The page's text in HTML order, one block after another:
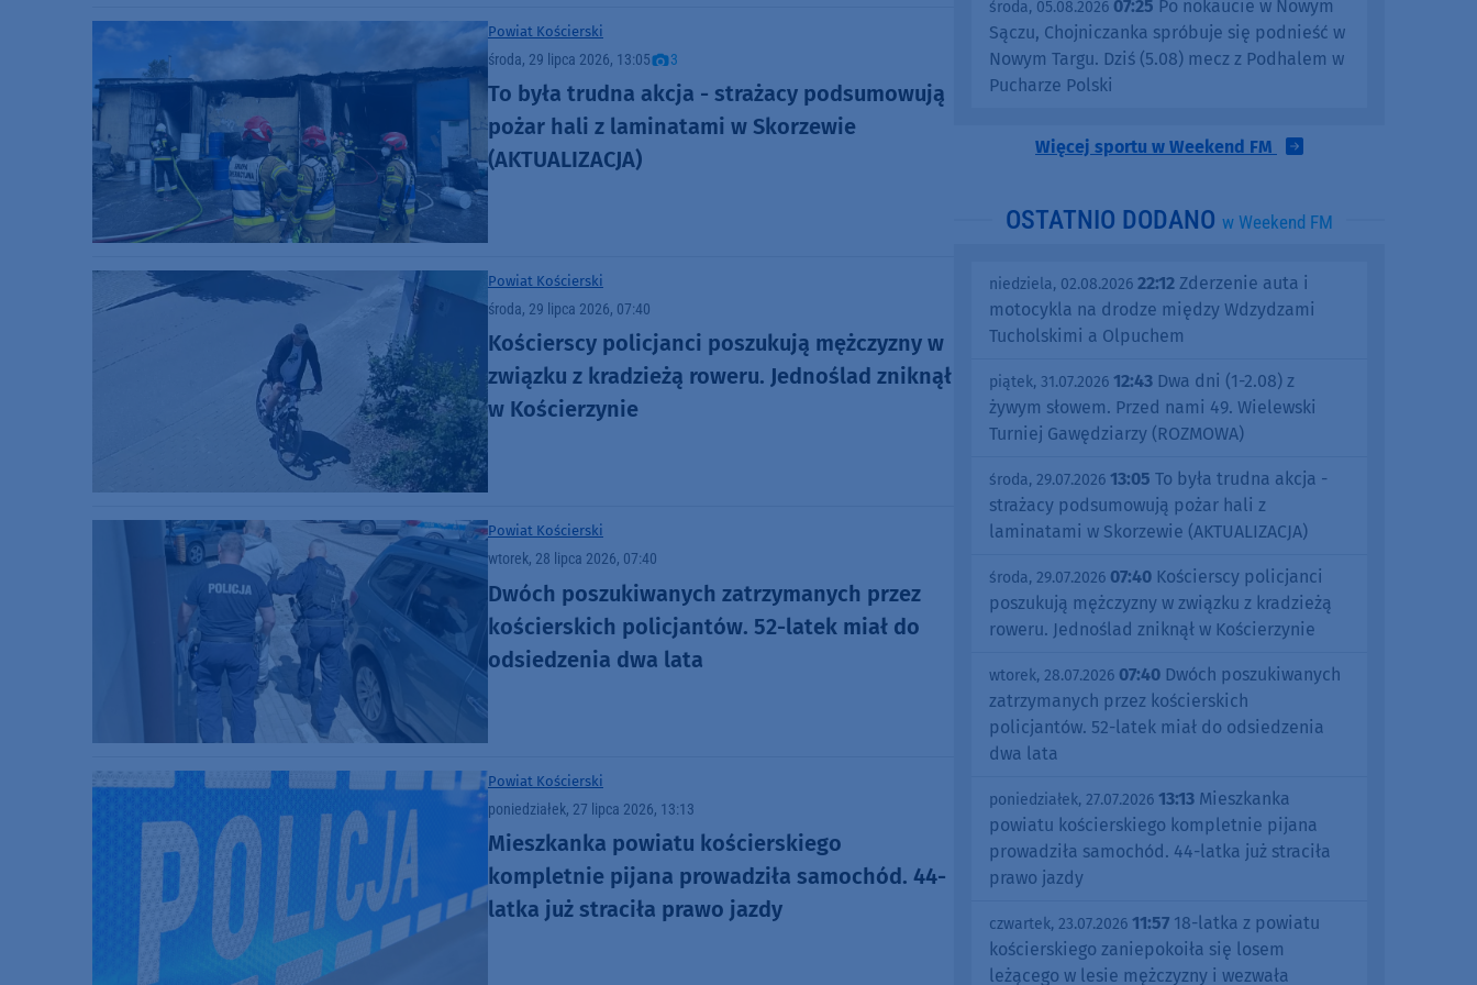
Powiat Kościerski
środa, 29 lipca 2026, 13:05 3
To była trudna akcja - strażacy podsumowują
pożar hali z laminatami w Skorzewie
(AKTUALIZACJA)
Powiat Kościerski
środa, 29 lipca 2026, 07:40
Kościerscy policjanci poszukują mężczyzny w
związku z kradzieżą roweru. Jednoślad zniknął
w Kościerzynie
Powiat Kościerski
wtorek, 28 lipca 2026, 07:40
Dwóch poszukiwanych zatrzymanych przez
kościerskich policjantów. 52-latek miał do
odsiedzenia dwa lata
Powiat Kościerski
poniedziałek, 27 lipca 2026, 13:13
Mieszkanka powiatu kościerskiego
kompletnie pijana prowadziła samochód. 44-
latka już straciła prawo jazdy
środa, 05.08.2026 07:25 Po nokaucie w Nowym
Sączu, Chojniczanka spróbuje się podnieść w
Nowym Targu. Dziś (5.08) mecz z Podhalem w
Pucharze Polski
Więcej sportu w Weekend FM
OSTATNIO DODANO w Weekend FM
niedziela, 02.08.2026 22:12 Zderzenie auta i
motocykla na drodze między Wdzydzami
Tucholskimi a Olpuchem
piątek, 31.07.2026 12:43 Dwa dni (1-2.08) z
żywym słowem. Przed nami 49. Wielewski
Turniej Gawędziarzy (ROZMOWA)
środa, 29.07.2026 13:05 To była trudna akcja -
strażacy podsumowują pożar hali z
laminatami w Skorzewie (AKTUALIZACJA)
środa, 29.07.2026 07:40 Kościerscy policjanci
poszukują mężczyzny w związku z kradzieżą
roweru. Jednoślad zniknął w Kościerzynie
wtorek, 28.07.2026 07:40 Dwóch poszukiwanych
zatrzymanych przez kościerskich
policjantów. 52-latek miał do odsiedzenia
dwa lata
poniedziałek, 27.07.2026 13:13 Mieszkanka
powiatu kościerskiego kompletnie pijana
prowadziła samochód. 44-latka już straciła
prawo jazdy
czwartek, 23.07.2026 11:57 18-latka z powiatu
kościerskiego zaniepokoiła się losem
leżącego w lesie mężczyzny i wezwała